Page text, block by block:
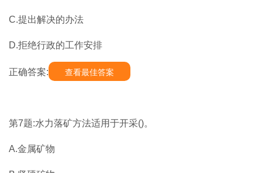
C.提出解决的办法
D.拒绝行政的工作安排
正确答案: 查看最佳答案
第7题:水力落矿方法适用于开采()。
A.金属矿物